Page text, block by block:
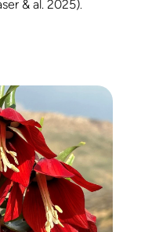
& al. 2025)